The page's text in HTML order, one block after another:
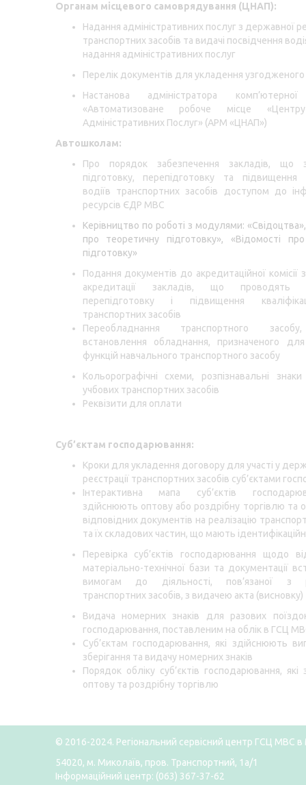
Органам місцевого самоврядування (ЦНАП):
Надання адміністративних послуг з державної
транспортних засобів та видачі посвідчення
надання адміністративних послуг
Перелік документів для укладення узгодженого
Настанова адміністратора
«Автоматизоване робоче місце
Адміністративних Послуг» (АРМ «ЦНАП»)
Автошколам:
Про порядок забезпечення закладів, що
підготовку, перепідготовку та підвищення
водіїв транспортних засобів доступом до
ресурсів ЄДР МВС
Керівництво по роботі з модулями:
про теоретичну підготовку», «Відомості
підготовку»
Подання документів до акредитаційної комісії
акредитації закладів, що проводять
перепідготовку і підвищення
транспортних засобів
Переобладнання транспортного
встановлення обладнання, призначеного
функцій навчального транспортного засобу
Кольорографічні схеми, розпізнавальні
учбових транспортних засобів
Реквізити для оплати
Суб’єктам господарювання:
Кроки для укладення договору для участі у
реєстрації транспортних засобів суб’єктами
Інтерактивна мапа суб’єктів
здійснюють оптову або роздрібну торгівлю та
відповідних документів на реалізацію
та їх складових частин, що мають
Перевірка суб’єктів господарювання щодо
матеріально-технічної бази та документації
вимогам до діяльності, пов’язаної з
транспортних засобів, з видачею акта (висновку)
Видача номерних знаків для разових
господарювання, поставленим на облік в ГСЦ
Суб’єктам господарювання, які здійснюють
зберігання та видачу номерних знаків
Порядок обліку суб’єктів господарювання,
оптову та роздрібну торгівлю
© 2016-2024. Регіональний сервісний центр ГСЦ МВС в
54020, м. Миколаїв, пров. Транспортний, 1а/1
Інформаційний центр: (063) 367-37-62